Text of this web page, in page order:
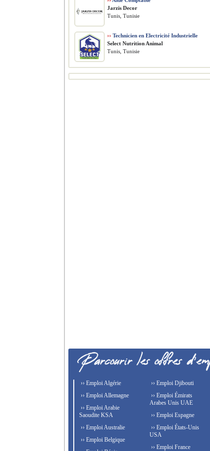
Jarzis Decor
Tunis, Tunisie
›› Technicien en Electricité Industrielle
Select Nutrition Animal
Tunis, Tunisie
›› Emploi Algérie
›› Emploi Allemagne
›› Emploi Arabie
Saoudite KSA
›› Emploi Australie
›› Emploi Belgique
›› Emploi Djibouti
›› Emploi Émirats
Arabes Unis UAE
›› Emploi Espagne
›› Emploi États-Unis
USA
›› Emploi France